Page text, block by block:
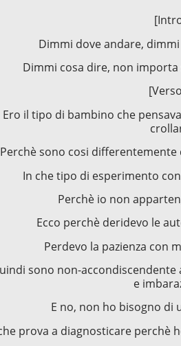
Dimmi dove andare,
Dimmi cosa dire, non
Ero il tipo di bambino che
Perchè sono cosi
In che tipo di esperimento
Perchè io non
Ecco perchè deridevo le
Perdevo la pazienza con
sono non-accondiscendente
e
E no, non ho bisogno di
prova a diagnosticare perchè